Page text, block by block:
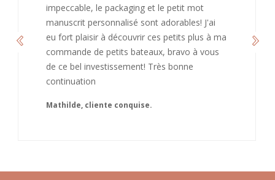
de recommandé chez vous. Bonne
continuation et merci à vous.
Caroline